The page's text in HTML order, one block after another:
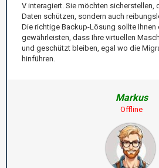
V interagiert. Sie möchten sicherstellen,
Daten schützen, sondern auch
Die richtige Backup-Lösung sollte Ihnen
gewährleisten, dass Ihre virtuellen
und geschützt bleiben, egal wo die
hinführen.
Markus
Offline